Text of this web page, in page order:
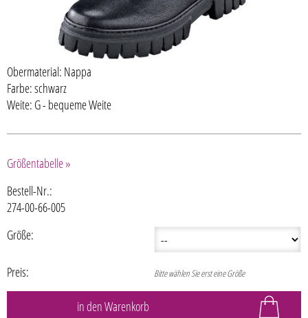
Obermaterial: Nappa
Farbe: schwarz
Weite: G - bequeme Weite
Größentabelle »
Bestell-Nr.:
274-00-66-005
Größe:
Preis: Bitte wählen Sie erst eine Größe